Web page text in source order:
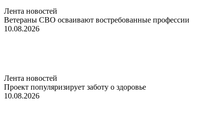
Лента новостей
Ветераны СВО осваивают востребованные профессии
10.08.2026
Лента новостей
Проект популяризирует заботу о здоровье
10.08.2026